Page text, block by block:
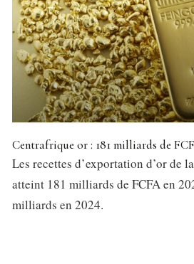
Centrafrique or : 181 milliards de
Les recettes d’exportation d’or de
atteint 181 milliards de FCFA en
milliards en 2024.